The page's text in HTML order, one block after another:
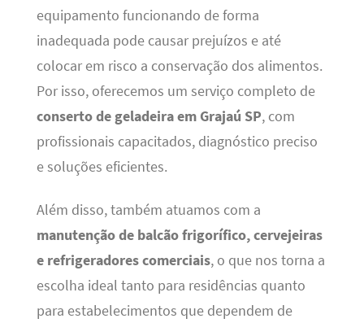
equipamento funcionando de forma
inadequada pode causar prejuízos e até
colocar em risco a conservação dos alimentos.
Por isso, oferecemos um serviço completo de
conserto de geladeira em Grajaú SP, com
profissionais capacitados, diagnóstico preciso
e soluções eficientes.
Além disso, também atuamos com a
manutenção de balcão frigorífico, cervejeiras
e refrigeradores comerciais, o que nos torna a
escolha ideal tanto para residências quanto
para estabelecimentos que dependem de